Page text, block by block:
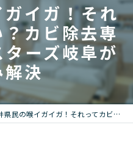
イガ！それ
カビ除去専
ーズ岐阜が
解決
喉イガイガ！それってカビのせい？カビ除去専門業者カビバスターズ岐阜がお悩み解決